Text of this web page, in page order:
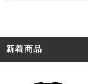
新着商品